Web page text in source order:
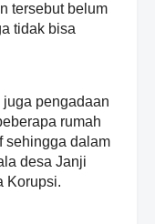
tersebut belum
tidak bisa
pengadaan
rumah
sehingga dalam
desa Janji
Korupsi.